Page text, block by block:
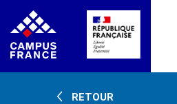
RETOUR